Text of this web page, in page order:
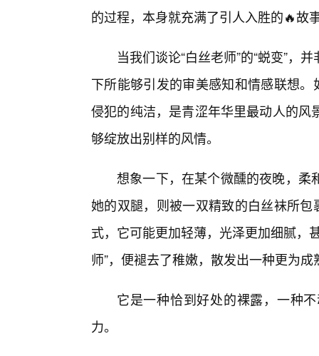
的过程，本身就充满了引人入胜的🔥故
当我们谈论“白丝老师”的“蜕变”，
下所能够引发的审美感知和情感联想
侵犯的纯洁，是青涩年华里最动人的
够绽放出别样的风情。
想象一下，在某个微醺的夜晚，柔
她的双腿，则被一双精致的白丝袜所
式，它可能更加轻薄，光泽更加细腻，
师”，便褪去了稚嫩，散发出一种更为
它是一种恰到好处的裸露，一种
力。